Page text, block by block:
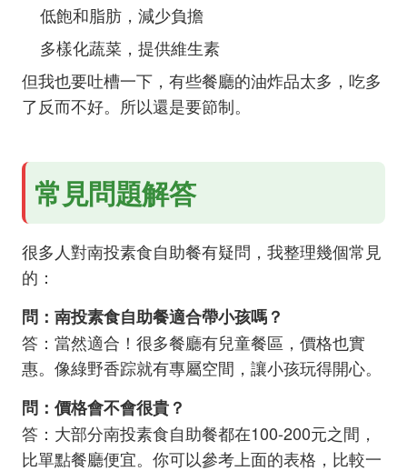
低飽和脂肪，減少負擔
多樣化蔬菜，提供維生素
但我也要吐槽一下，有些餐廳的油炸品太多，吃多
了反而不好。所以還是要節制。
常見問題解答
很多人對南投素食自助餐有疑問，我整理幾個常見
的：
問：南投素食自助餐適合帶小孩嗎？
答：當然適合！很多餐廳有兒童餐區，價格也實
惠。像綠野香踪就有專屬空間，讓小孩玩得開心。
問：價格會不會很貴？
答：大部分南投素食自助餐都在100-200元之間，
比單點餐廳便宜。你可以參考上面的表格，比較一